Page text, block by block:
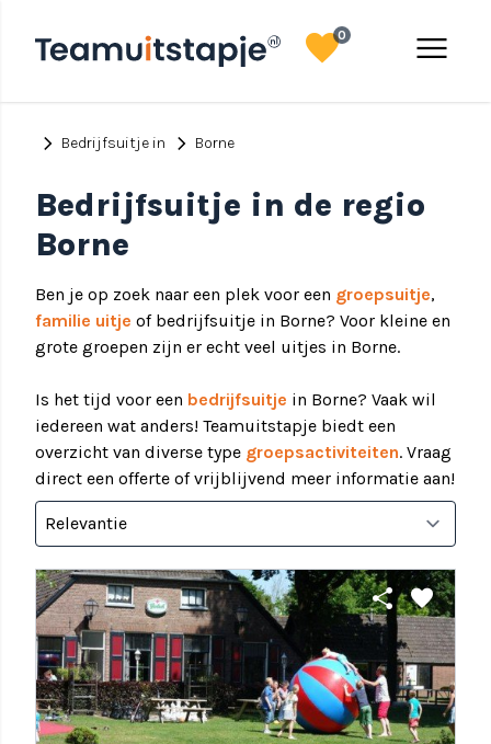
menu
favorite0
chevron_right Bedrijfsuitje in chevron_right Borne
Bedrijfsuitje in de regio
Borne
Ben je op zoek naar een plek voor een groepsuitje,
familie uitje of bedrijfsuitje in Borne? Voor kleine en
grote groepen zijn er echt veel uitjes in Borne.
Is het tijd voor een bedrijfsuitje in Borne? Vaak wil
iedereen wat anders! Teamuitstapje biedt een
overzicht van diverse type groepsactiviteiten. Vraag
direct een offerte of vrijblijvend meer informatie aan!
share favorite